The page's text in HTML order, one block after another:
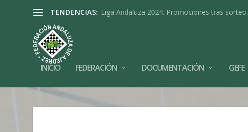
TENDENCIAS: Liga Andaluza 2024. Promociones tras sorteo.
INICIO FEDERACIÓN DOCUMENTACIÓN GEFE